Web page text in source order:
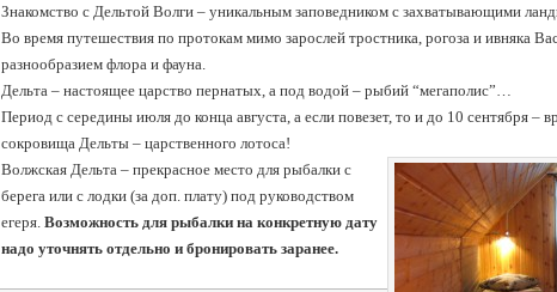
Знакомство с Дельтой Волги – уникальным заповедником с захватывающими
Во время путешествия по протокам мимо зарослей тростника, рогоза и ивняка
разнообразием флора и фауна.
Дельта – настоящее царство пернатых, а под водой – рыбий “мегаполис”…
Период с середины июля до конца августа, а если повезет, то и до 10 сентября –
сокровища Дельты – царственного лотоса!
Волжская Дельта – прекрасное место для рыбалки с
берега или с лодки (за доп. плату) под руководством
егеря.Возможность для рыбалки на конкретную дату
надо уточнять отдельно и бронировать заранее.